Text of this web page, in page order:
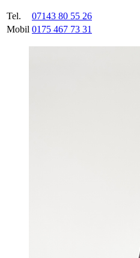
Tel.
07143 80 55 26
Mobil 0175 467 73 31